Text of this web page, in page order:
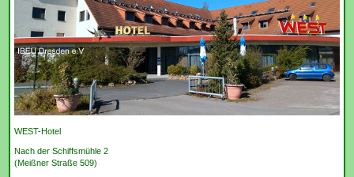
WEST-Hotel
Nach der Schiffsmühle 2
(Meißner Straße 509)